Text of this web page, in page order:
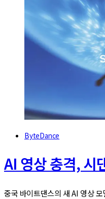
ByteDance
AI 영상 충격, 시
중국 바이트댄스의 새 AI 영상